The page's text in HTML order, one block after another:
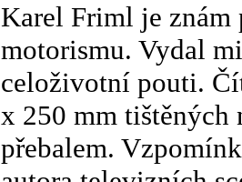
Karel Friml je
motorismu. Vydal
celoživotní pouti.
x 250 mm tištěných
přebalem.